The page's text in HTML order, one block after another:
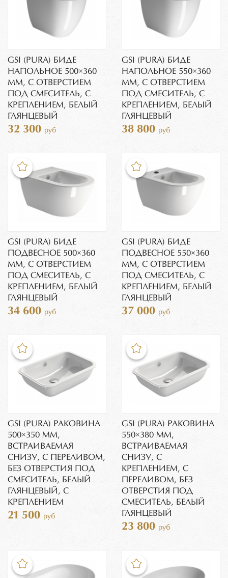
GSI (PURA) БИДЕ
НАПОЛЬНОЕ 500×360
ММ, C ОТВЕРСТИЕМ
ПОД СМЕСИТЕЛЬ, С
КРЕПЛЕНИЕМ, БЕЛЫЙ
ГЛЯНЦЕВЫЙ
32 300 руб
GSI (PURA) БИДЕ
НАПОЛЬНОЕ 550×360
ММ, C ОТВЕРСТИЕМ
ПОД СМЕСИТЕЛЬ, С
КРЕПЛЕНИЕМ, БЕЛЫЙ
ГЛЯНЦЕВЫЙ
38 800 руб
GSI (PURA) БИДЕ
ПОДВЕСНОЕ 500×360
ММ, C ОТВЕРСТИЕМ
ПОД СМЕСИТЕЛЬ, С
КРЕПЛЕНИЕМ, БЕЛЫЙ
ГЛЯНЦЕВЫЙ
34 600 руб
GSI (PURA) БИДЕ
ПОДВЕСНОЕ 550×360
ММ, C ОТВЕРСТИЕМ
ПОД СМЕСИТЕЛЬ, С
КРЕПЛЕНИЕМ, БЕЛЫЙ
ГЛЯНЦЕВЫЙ
37 000 руб
GSI (PURA) РАКОВИНА
500×350 ММ,
ВСТРАИВАЕМАЯ
СНИЗУ, С ПЕРЕЛИВОМ,
БЕЗ ОТВЕРСТИЯ ПОД
СМЕСИТЕЛЬ, БЕЛЫЙ
ГЛЯНЦЕВЫЙ, С
КРЕПЛЕНИЕМ
21 500 руб
GSI (PURA) РАКОВИНА
550×380 ММ,
ВСТРАИВАЕМАЯ
СНИЗУ, С
КРЕПЛЕНИЕМ, С
ПЕРЕЛИВОМ, БЕЗ
ОТВЕРСТИЯ ПОД
СМЕСИТЕЛЬ, БЕЛЫЙ
ГЛЯНЦЕВЫЙ
23 800 руб